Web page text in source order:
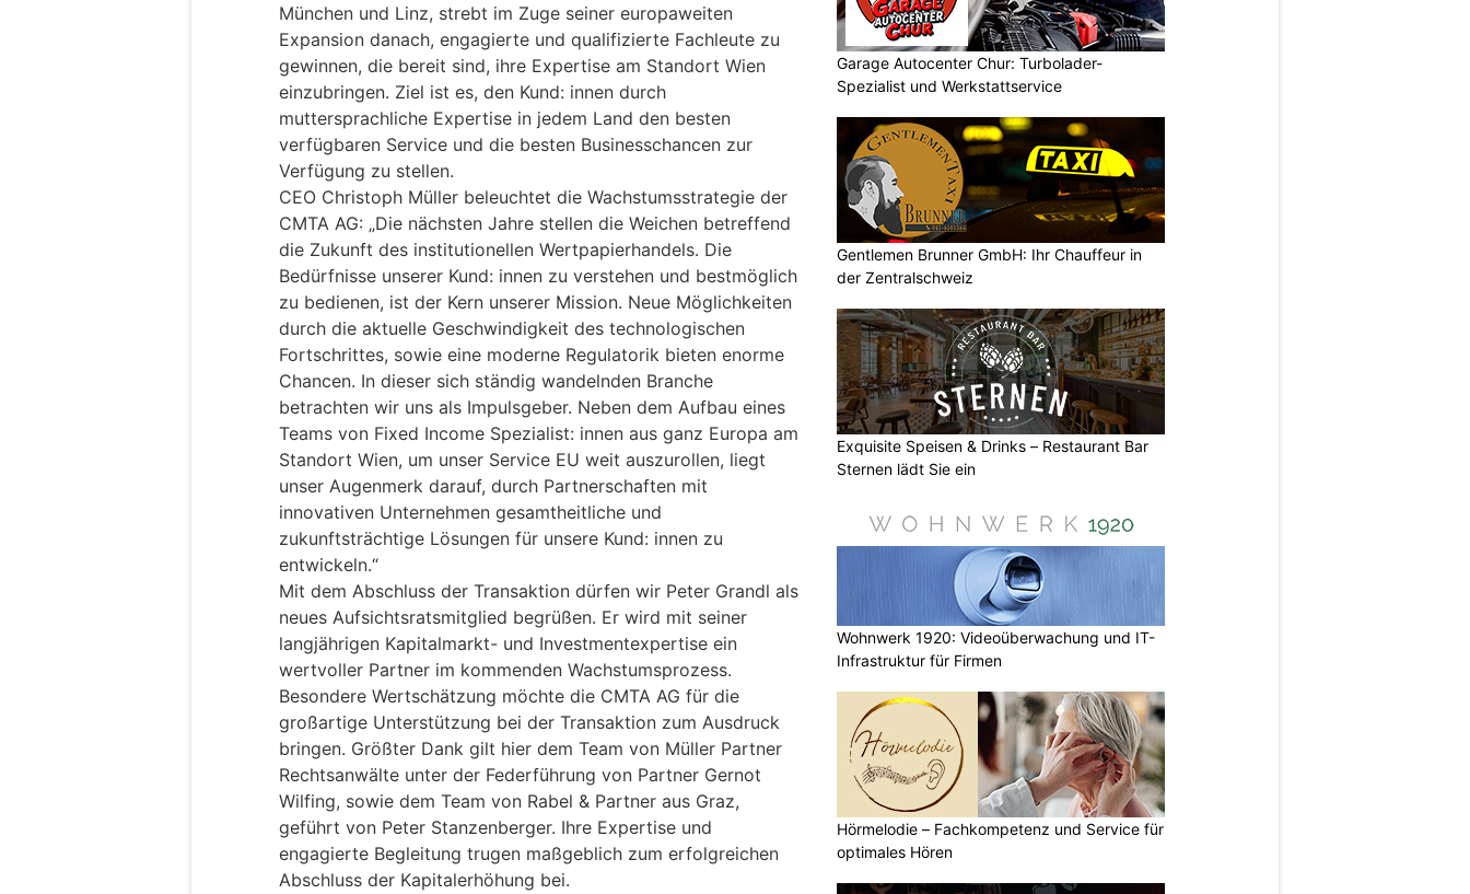
München und Linz, strebt im Zuge seiner europaweiten
Expansion danach, engagierte und qualifizierte Fachleute zu
gewinnen, die bereit sind, ihre Expertise am Standort Wien
einzubringen. Ziel ist es, den Kund: innen durch
muttersprachliche Expertise in jedem Land den besten
verfügbaren Service und die besten Businesschancen zur
Verfügung zu stellen.
CEO Christoph Müller beleuchtet die Wachstumsstrategie der
CMTA AG: „Die nächsten Jahre stellen die Weichen betreffend
die Zukunft des institutionellen Wertpapierhandels. Die
Bedürfnisse unserer Kund: innen zu verstehen und bestmöglich
zu bedienen, ist der Kern unserer Mission. Neue Möglichkeiten
durch die aktuelle Geschwindigkeit des technologischen
Fortschrittes, sowie eine moderne Regulatorik bieten enorme
Chancen. In dieser sich ständig wandelnden Branche
betrachten wir uns als Impulsgeber. Neben dem Aufbau eines
Teams von Fixed Income Spezialist: innen aus ganz Europa am
Standort Wien, um unser Service EU weit auszurollen, liegt
unser Augenmerk darauf, durch Partnerschaften mit
innovativen Unternehmen gesamtheitliche und
zukunftsträchtige Lösungen für unsere Kund: innen zu
entwickeln.“
Mit dem Abschluss der Transaktion dürfen wir Peter Grandl als
neues Aufsichtsratsmitglied begrüßen. Er wird mit seiner
langjährigen Kapitalmarkt- und Investmentexpertise ein
wertvoller Partner im kommenden Wachstumsprozess.
Besondere Wertschätzung möchte die CMTA AG für die
großartige Unterstützung bei der Transaktion zum Ausdruck
bringen. Größter Dank gilt hier dem Team von Müller Partner
Rechtsanwälte unter der Federführung von Partner Gernot
Wilfing, sowie dem Team von Rabel & Partner aus Graz,
geführt von Peter Stanzenberger. Ihre Expertise und
engagierte Begleitung trugen maßgeblich zum erfolgreichen
Abschluss der Kapitalerhöhung bei.
Garage Autocenter Chur: Turbolader-
Spezialist und Werkstattservice
Gentlemen Brunner GmbH: Ihr Chauffeur in
der Zentralschweiz
Exquisite Speisen & Drinks – Restaurant Bar
Sternen lädt Sie ein
Wohnwerk 1920: Videoüberwachung und IT-
Infrastruktur für Firmen
Hörmelodie – Fachkompetenz und Service für
optimales Hören